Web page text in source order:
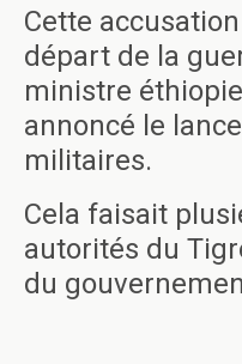
Cette
départ de la
ministre
annoncé le
militaires.
Cela faisait
autorités du
du